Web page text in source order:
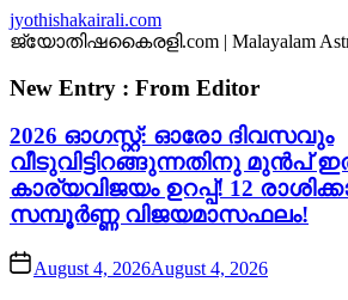
Skip
to
content
jyothishakairali.com
ജ്യോതിഷകൈരളി.com | Malayalam
New Entry : From Editor
2026 ഓഗസ്റ്റ്: ഓരോ ദിവസവും
വീടുവിട്ടിറങ്ങുന്നതിനു മുൻപ്
കാര്യവിജയം ഉറപ്പ്! 12
സമ്പൂർണ്ണ വിജയമാസഫലം!
August 4, 2026August 4, 2026